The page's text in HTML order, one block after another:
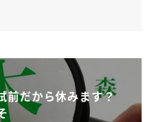
前だから休みます？